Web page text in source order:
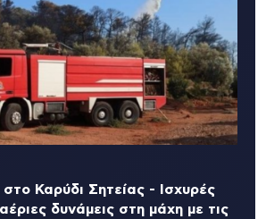
Καρύδι Σητείας - Ισχυρές
δυνάμεις στη μάχη με τις